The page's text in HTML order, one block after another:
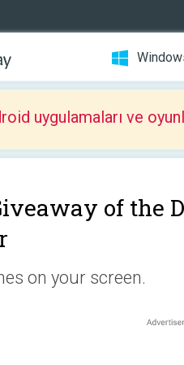
uygulamaları ve
of the
on your screen.